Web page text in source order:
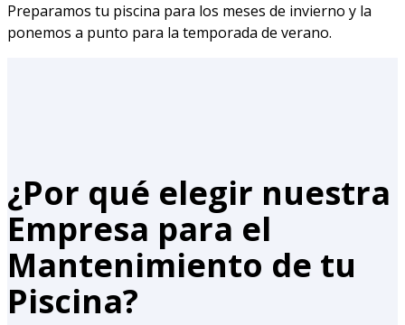
Preparamos tu piscina para los meses de invierno y la
ponemos a punto para la temporada de verano.
¿Por qué elegir nuestra
Empresa para el
Mantenimiento de tu
Piscina?